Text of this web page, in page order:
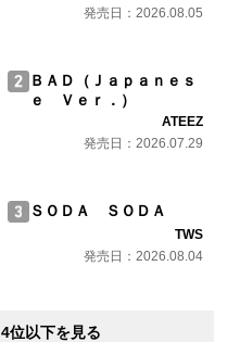
発売日：2026.08.05
ＢＡＤ（Ｊａｐａｎｅｓ
ｅ Ｖｅｒ．）
ATEEZ
発売日：2026.07.29
ＳＯＤＡ ＳＯＤＡ
TWS
発売日：2026.08.04
4位以下を見る